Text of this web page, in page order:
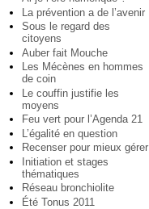
La prévention a de l’avenir
Sous le regard des
citoyens
Auber fait Mouche
Les Mécènes en hommes
de coin
Le couffin justifie les
moyens
Feu vert pour l’Agenda 21
L’égalité en question
Recenser pour mieux gérer
Initiation et stages
thématiques
Réseau bronchiolite
Été Tonus 2011